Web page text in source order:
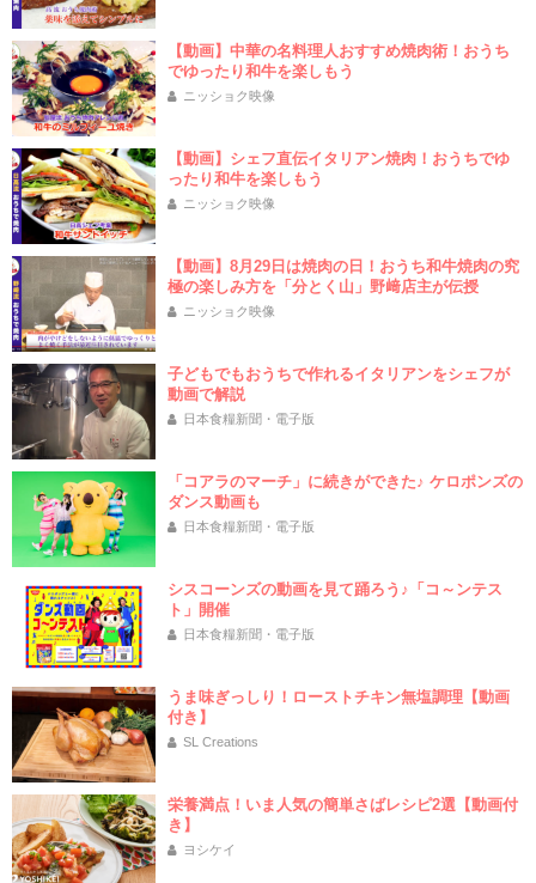
【動画】中華の名料理人おすすめ焼肉術！おうち
でゆったり和牛を楽しもう
ニッショク映像
【動画】シェフ直伝イタリアン焼肉！おうちでゆ
ったり和牛を楽しもう
ニッショク映像
【動画】8月29日は焼肉の日！おうち和牛焼肉の究
極の楽しみ方を「分とく山」野﨑店主が伝授
ニッショク映像
子どもでもおうちで作れるイタリアンをシェフが
動画で解説
日本食糧新聞・電子版
「コアラのマーチ」に続きができた♪ ケロポンズの
ダンス動画も
日本食糧新聞・電子版
シスコーンズの動画を見て踊ろう♪「コ～ンテス
ト」開催
日本食糧新聞・電子版
うま味ぎっしり！ローストチキン無塩調理【動画
付き】
SL Creations
栄養満点！いま人気の簡単さばレシピ2選【動画付
き】
ヨシケイ